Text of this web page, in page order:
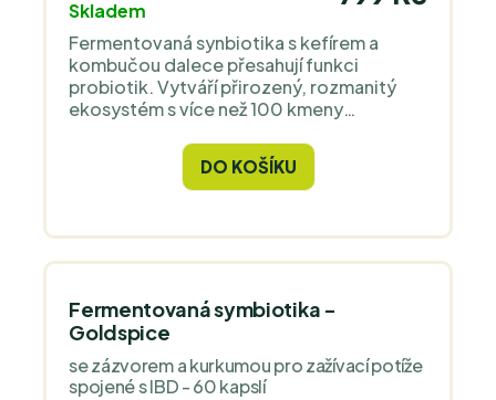
Skladem
Fermentovaná synbiotika s kefírem a
kombučou dalece přesahují funkci
probiotik. Vytváří přirozený, rozmanitý
ekosystém s více než 100 kmeny
trávicí mikroflóru. Nejde o to, kolik miliard
CFU bakterií do sebe dostanete
samostatně, ale jaký terén vytvoříte pro
DO KOŠÍKU
Fermentovaná symbiotika -
Goldspice
se zázvorem a kurkumou pro zažívací potíže
spojené s IBD - 60 kapslí